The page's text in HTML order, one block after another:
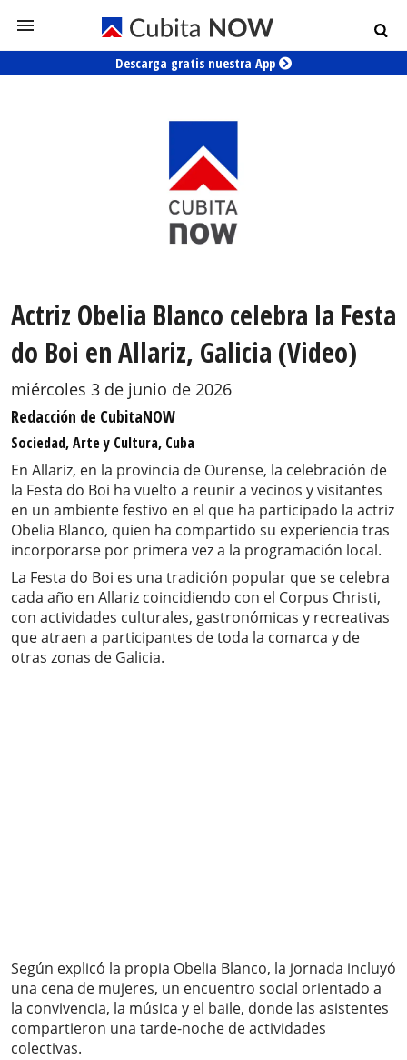
Descarga gratis nuestra App
Actriz Obelia Blanco celebra la Festa
do Boi en Allariz, Galicia (Video)
miércoles 3 de junio de 2026
Redacción de CubitaNOW
Sociedad, Arte y Cultura, Cuba
En Allariz, en la provincia de Ourense, la celebración de
la Festa do Boi ha vuelto a reunir a vecinos y visitantes
en un ambiente festivo en el que ha participado la actriz
Obelia Blanco, quien ha compartido su experiencia tras
incorporarse por primera vez a la programación local.
La Festa do Boi es una tradición popular que se celebra
cada año en Allariz coincidiendo con el Corpus Christi,
con actividades culturales, gastronómicas y recreativas
que atraen a participantes de toda la comarca y de
otras zonas de Galicia.
Según explicó la propia Obelia Blanco, la jornada incluyó
una cena de mujeres, un encuentro social orientado a
la convivencia, la música y el baile, donde las asistentes
compartieron una tarde-noche de actividades
colectivas.